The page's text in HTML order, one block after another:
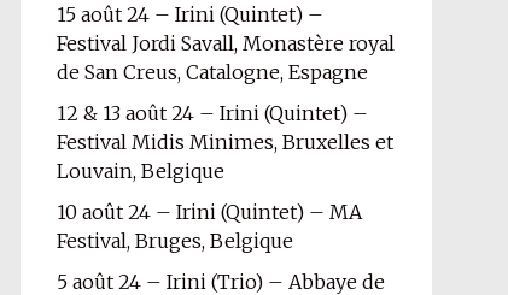
15 août 24 – Irini (Quintet) –
Festival Jordi Savall, Monastère royal
de San Creus, Catalogne, Espagne
12 & 13 août 24 – Irini (Quintet) –
Festival Midis Minimes, Bruxelles et
Louvain, Belgique
10 août 24 – Irini (Quintet) – MA
Festival, Bruges, Belgique
5 août 24 – Irini (Trio) – Abbaye de